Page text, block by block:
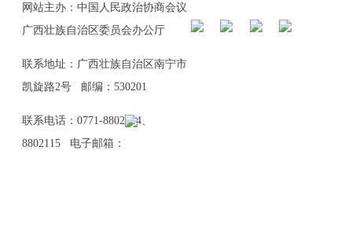
网站主办：中国人民政治协商会议
广西壮族自治区委员会办公厅
联系地址：广西壮族自治区南宁市
凯旋路2号 邮编：530201
联系电话：0771-8802114、
8802115 电子邮箱：